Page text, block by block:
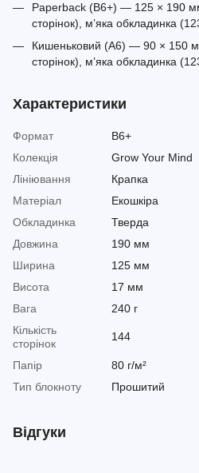
Paperback (B6+) — 125 × 190
сторінок), м’яка обкладинка
Кишеньковий (A6) — 90 × 150
сторінок), м’яка обкладинка
Характеристики
Формат
B6+
Колекція
Grow Your Mind
Лініювання
Крапка
Матеріал
Екошкіра
Обкладинка
Тверда
Довжина
190 мм
Ширина
125 мм
Висота
17 мм
Вага
240 г
Кількість
сторінок
144
Папір
80 г/м²
Тип блокноту
Прошитий
Відгуки